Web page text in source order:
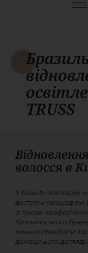
TRUSS
волосся в
У beauty-закладах
доступні процедури
а також
бразильського
можна придбати
домашнього догляду.